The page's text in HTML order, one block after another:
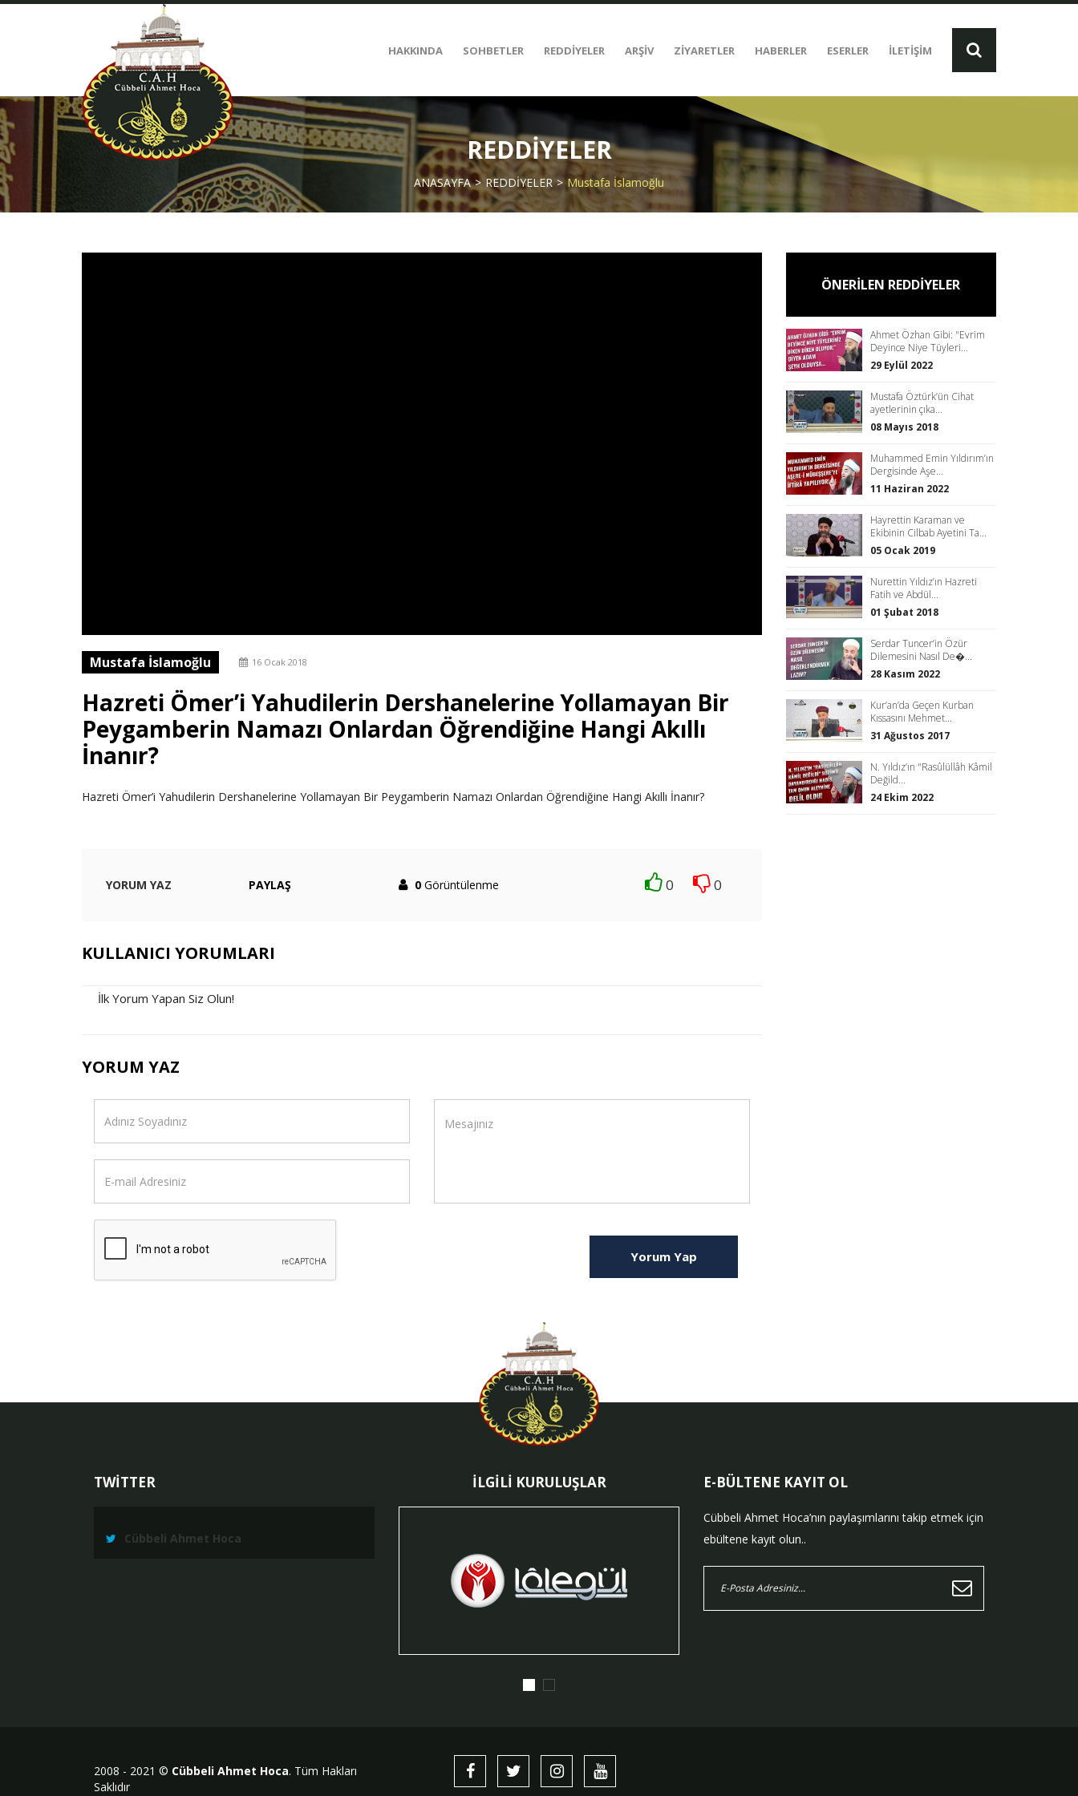
HAKKINDA SOHBETLER REDDİYELER ARŞİV ZİYARETLER HABERLER ESERLER İLETİŞİM
REDDİYELER
ANASAYFA REDDİYELER Mustafa İslamoğlu
Mustafa İslamoğlu 16 Ocak 2018
Hazreti Ömer’i Yahudilerin Dershanelerine Yollamayan Bir
Peygamberin Namazı Onlardan Öğrendiğine Hangi Akıllı
İnanır?
Hazreti Ömer’i Yahudilerin Dershanelerine Yollamayan Bir Peygamberin Namazı Onlardan Öğrendiğine Hangi Akıllı İnanır?
YORUM YAZ PAYLAŞ 0 Görüntülenme 0 0
KULLANICI YORUMLARI
İlk Yorum Yapan Siz Olun!
YORUM YAZ
Yorum Yap
ÖNERİLEN REDDİYELER
Ahmet Özhan Gibi: "Evrim
Deyince Niye Tüyleri...
29 Eylül 2022
Mustafa Öztürk’ün Cihat
ayetlerinin çıka...
08 Mayıs 2018
Muhammed Emin Yıldırım’ın
Dergisinde Aşe...
11 Haziran 2022
Hayrettin Karaman ve
Ekibinin Cilbab Ayetini Ta...
05 Ocak 2019
Nurettin Yıldız’ın Hazreti
Fatih ve Abdül...
01 Şubat 2018
Serdar Tuncer’in Özür
Dilemesini Nasıl De�...
28 Kasım 2022
Kur’an’da Geçen Kurban
Kıssasını Mehmet...
31 Ağustos 2017
N. Yıldız’ın "Rasûlüllâh Kâmil
Değild...
24 Ekim 2022
TWİTTER
Cübbeli Ahmet Hoca
İLGİLİ KURULUŞLAR E-BÜLTENE KAYIT OL
Cübbeli Ahmet Hoca’nın paylaşımlarını takip etmek için
ebültene kayıt olun..
2008 - 2021 © Cübbeli Ahmet Hoca. Tüm Hakları
Saklıdır